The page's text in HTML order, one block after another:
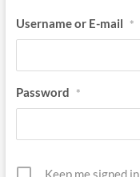
Username or E-mail *
Password *
Keep me signed in